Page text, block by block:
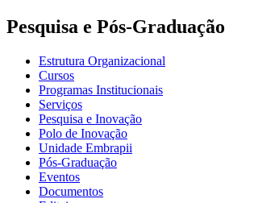
Pesquisa e Pós-Graduação
Estrutura Organizacional
Cursos
Programas Institucionais
Serviços
Pesquisa e Inovação
Polo de Inovação
Unidade Embrapii
Pós-Graduação
Eventos
Documentos